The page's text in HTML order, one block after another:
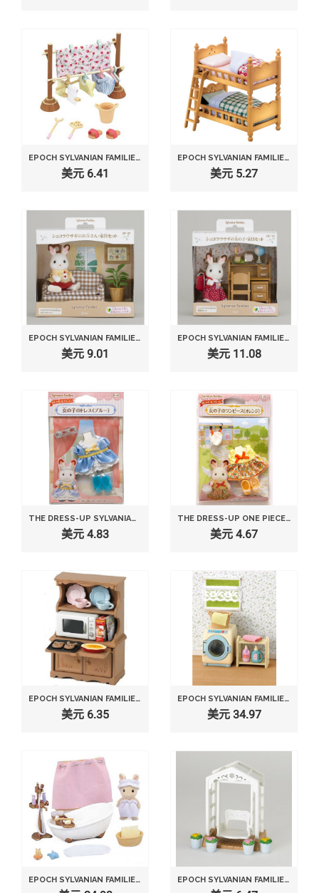
EPOCH SYLVANIAN FAMILIES SYLVANIAN FAMILY DOLL "WASHING ACCESSORY SET KA-610"
美元 6.41
EPOCH SYLVANIAN FAMILIES SYLVANIAN BABY AND CHILD ROOM SET DOUBLE-DECK BED KA-302 25650-8
美元 5.27
EPOCH SYLVANIAN FAMILIES SYLVANIAN FAMILY DOLL AND FURNITURE SET CHOCOLAT RABBIT FATHER
美元 9.01
EPOCH SYLVANIAN FAMILIES SYLVANIAN FAMILY DOLL "DF-10 GIRL OF CHOCOLAT RABBIT FURNITURE SETS"
美元 11.08
THE DRESS-UP SYLVANIAN FAMILIES DRESS GIRL EXAMPLE (BLUE) D-16 (JAPAN IMPORT)
美元 4.83
THE DRESS-UP ONE PIECE OF SYLVANIAN FAMILIES FLY GIRL (ORANGE) D-25 (JAPAN IMPORT)
美元 4.67
EPOCH SYLVANIAN FAMILIES SYLVANIAN FAMILY DOLL "KITCHEN CABINET & MICROWAVE SET KA-413"
美元 6.35
EPOCH SYLVANIAN FAMILIES SYLVANIAN FAMILY WASHING MACHINE KA-624
美元 34.97
EPOCH SYLVANIAN FAMILIES SYLVANIAN FAMILY HOUSE KEEPING BATH TUB SET KA-605 EPOCH SYLVANIAN FAMILIES SYLVANIAN FAMILY DOLL "SWING SET IN A GARDEN KA-622"